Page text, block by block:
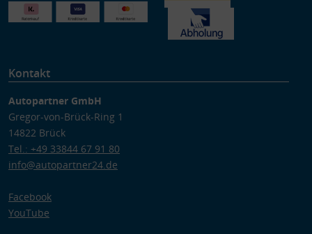
Kontakt
Autopartner GmbH
Gregor-von-Brück-Ring 1
14822 Brück
Tel.: +49 33844 67 91 80
info@autopartner24.de
Facebook
YouTube